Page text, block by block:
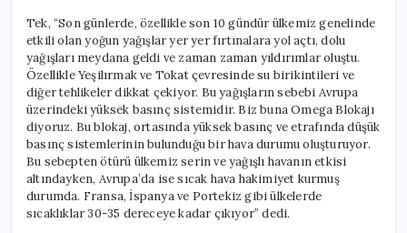
Tek, “Son günlerde, özellikle son 10 gündür ülkemiz genelinde
etkili olan yoğun yağışlar yer yer fırtınalara yol açtı, dolu
yağışları meydana geldi ve zaman zaman yıldırımlar oluştu.
Özellikle Yeşilırmak ve Tokat çevresinde su birikintileri ve
diğer tehlikeler dikkat çekiyor. Bu yağışların sebebi Avrupa
üzerindeki yüksek basınç sistemidir. Biz buna Omega Blokajı
diyoruz. Bu blokaj, ortasında yüksek basınç ve etrafında düşük
basınç sistemlerinin bulunduğu bir hava durumu oluşturuyor.
Bu sebepten ötürü ülkemiz serin ve yağışlı havanın etkisi
altındayken, Avrupa’da ise sıcak hava hakimiyet kurmuş
durumda. Fransa, İspanya ve Portekiz gibi ülkelerde
sıcaklıklar 30-35 dereceye kadar çıkıyor” dedi.